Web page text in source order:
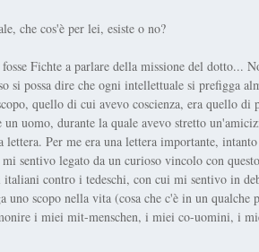
che cos'è per lei, esiste o no?
Fichte a parlare della missione del dotto...
si possa dire che ogni intellettuale si prefigga
quello di cui avevo coscienza, era quello
un uomo, durante la quale avevo stretto
Per me era una lettera importante,
sentivo legato da un curioso vincolo con
contro i tedeschi, con cui mi sentivo in
uno scopo nella vita (cosa che c'è in un
i miei mit-menschen, i miei co-uomini, i